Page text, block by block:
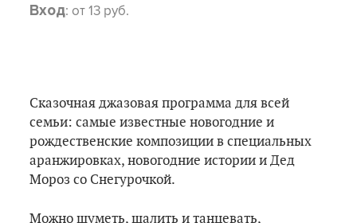
Вход: от 13 руб.
Сказочная джазовая программа для всей
семьи: самые известные новогодние и
рождественские композиции в специальных
аранжировках, новогодние истории и Дед
Мороз со Снегурочкой.
Можно шуметь, шалить и танцевать,